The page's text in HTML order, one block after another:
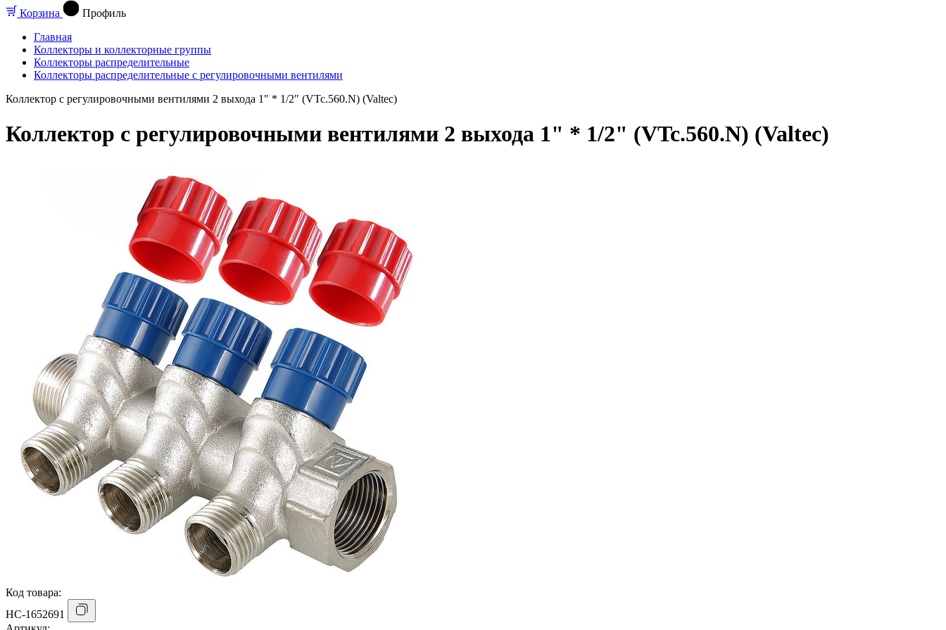
Корзина
Профиль
Главная
Коллекторы и коллекторные группы
Коллекторы распределительные
Коллекторы распределительные с регулировочными вентилями
Коллектор с регулировочными вентилями 2 выхода 1" * 1/2" (VTc.560.N) (Valtec)
Коллектор с регулировочными вентилями 2 выхода 1" * 1/2" (VTc.560.N) (Valtec)
Код товара:
НС-1652691